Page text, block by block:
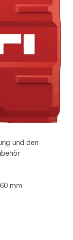
und den
mm